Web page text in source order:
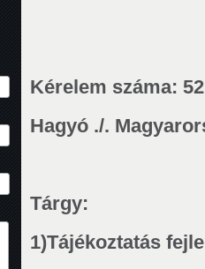
Kérelem száma:
Hagyó ./.
Tárgy:
1)Tájékoztatás